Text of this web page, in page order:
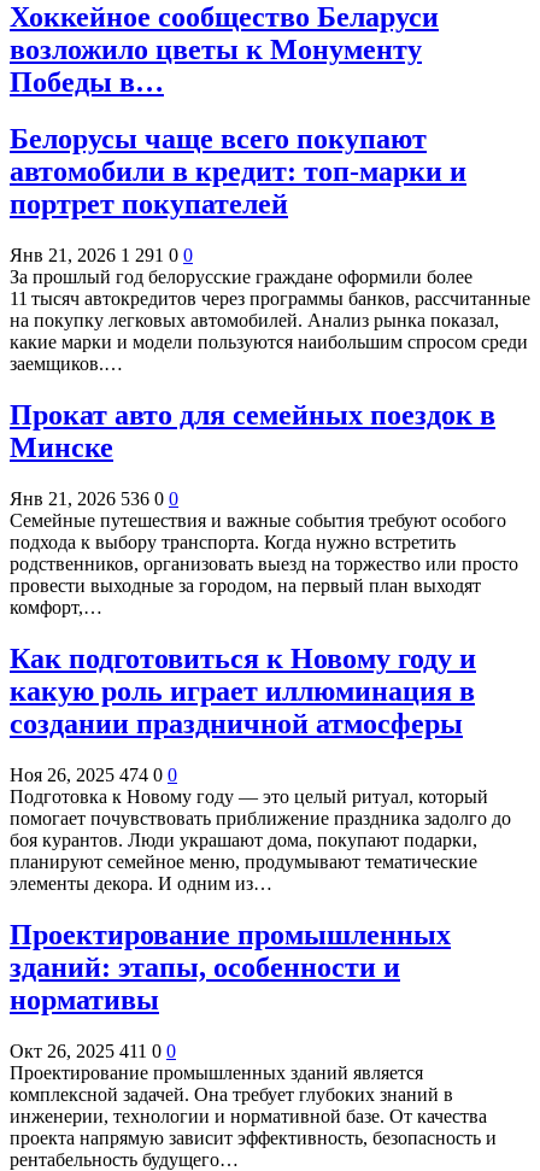
Хоккейное сообщество Беларуси
возложило цветы к Монументу
Победы в…
Белорусы чаще всего покупают
автомобили в кредит: топ‑марки и
портрет покупателей
Янв 21, 2026 1 291 0 0
За прошлый год белорусские граждане оформили более
11 тысяч автокредитов через программы банков, рассчитанные
на покупку легковых автомобилей. Анализ рынка показал,
какие марки и модели пользуются наибольшим спросом среди
заемщиков.…
Прокат авто для семейных поездок в
Минске
Янв 21, 2026 536 0 0
Семейные путешествия и важные события требуют особого
подхода к выбору транспорта. Когда нужно встретить
родственников, организовать выезд на торжество или просто
провести выходные за городом, на первый план выходят
комфорт,…
Как подготовиться к Новому году и
какую роль играет иллюминация в
создании праздничной атмосферы
Ноя 26, 2025 474 0 0
Подготовка к Новому году — это целый ритуал, который
помогает почувствовать приближение праздника задолго до
боя курантов. Люди украшают дома, покупают подарки,
планируют семейное меню, продумывают тематические
элементы декора. И одним из…
Проектирование промышленных
зданий: этапы, особенности и
нормативы
Окт 26, 2025 411 0 0
Проектирование промышленных зданий является
комплексной задачей. Она требует глубоких знаний в
инженерии, технологии и нормативной базе. От качества
проекта напрямую зависит эффективность, безопасность и
рентабельность будущего…